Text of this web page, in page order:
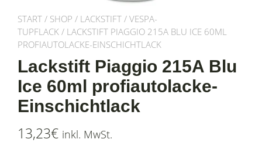
START / SHOP / LACKSTIFT / VESPA-
TUPFLACK / LACKSTIFT PIAGGIO 215A BLU ICE 60ML
PROFIAUTOLACKE-EINSCHICHTLACK
Lackstift Piaggio 215A Blu
Ice 60ml profiautolacke-
Einschichtlack
13,23€ inkl. MwSt.